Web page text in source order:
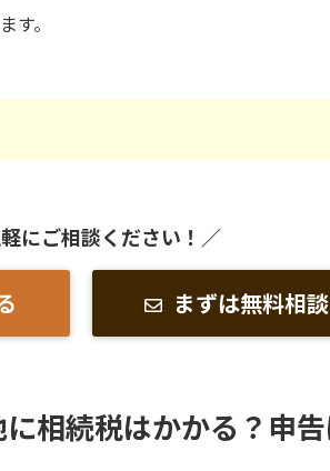
す。
にご相談ください！／
まずは無料相
相続税はかかる？申